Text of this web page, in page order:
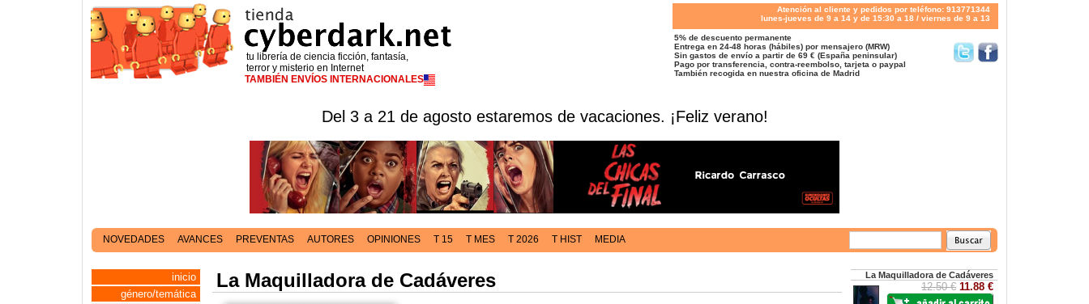
tu librería de ciencia ficción, fantasía,
terror y misterio en Internet
TAMBIÉN ENVÍOS INTERNACIONALES
Atención al cliente y pedidos por teléfono: 913771344
lunes-jueves de 9 a 14 y de 15:30 a 18 / viernes de 9 a 13
5% de descuento permanente
Entrega en 24-48 horas (hábiles) por mensajero (MRW)
Sin gastos de envío a partir de 69 € (España peninsular)
Pago por transferencia, contra-reembolso, tarjeta o paypal
También recogida en nuestra oficina de Madrid
Del 3 a 21 de agosto estaremos de vacaciones. ¡Feliz verano!
NOVEDADES AVANCES PREVENTAS AUTORES OPINIONES T 15 T MES T 2026 T HIST MEDIA
inicio
género/temática
La Maquilladora de Cadáveres La Maquilladora de Cadáveres
12.50 € 11.88 €